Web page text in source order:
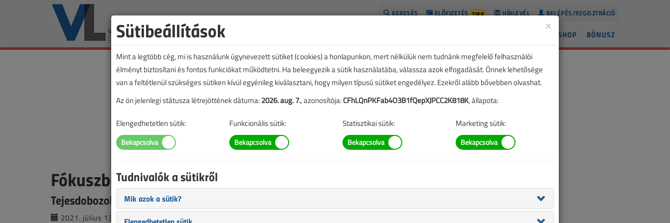
BELÉPÉS/REGISZTRÁCIÓ
HÍRLEVÉL
ELŐFIZETÉS TIPP
KERESÉS
BÓNUSZ
SHOP
Fókuszban a lakástüzek
Tejesdobozokon kampányol az Országos Tűzmegelőzési Bizottság
2021. július 13. | VL online |
2014 |
×
Sütibeállítások
Mint a legtöbb cég, mi is használunk úgynevezett sütiket (cookies) a honlapunkon, mert nélkülük nem tudnánk megfelelő felhasználói
élményt biztosítani és fontos funkciókat működtetni. Ha beleegyezik a sütik használatába, válassza azok elfogadását. Önnek lehetősége
van a feltétlenül szükséges sütiken kívül egyénileg kiválasztani, hogy milyen típusú sütiket engedélyez. Ezekről alább bővebben olvashat.
Az ön jelenlegi státusza létrejöttének dátuma:2026. aug. 7., azonosítója:CFhLQnPKFab4O3B1fQepXJPCC2K818K, állapota:
Elengedhetetlen sütik: Funkcionális sütik: Statisztikai sütik: Marketing sütik:
Tudnivalók a sütikről
Mik azok a sütik?